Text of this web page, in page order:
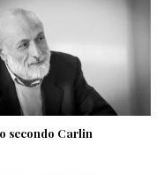
secondo Carlin